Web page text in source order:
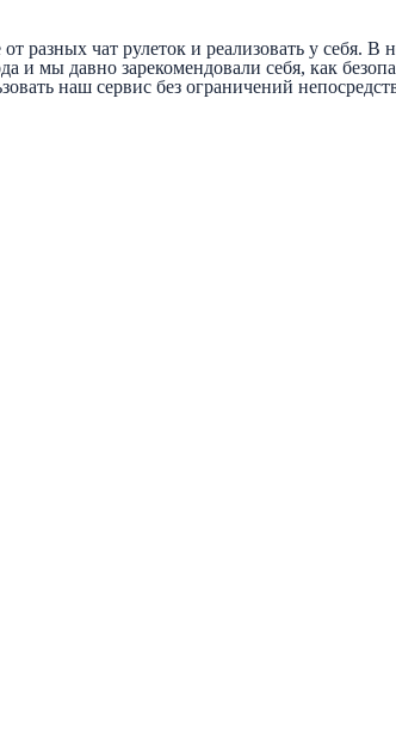
разных чат рулеток и реализовать у себя. В
и мы давно зарекомендовали себя, как
наш сервис без ограничений